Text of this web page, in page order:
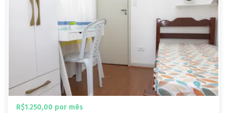
R$1.250,00 por mês